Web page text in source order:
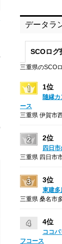
データラ
SCOログ
三重県のSCO
1位
隨縁
ース
三重県 伊賀市
2位
四日
三重県 四日市
3位
東建多
三重県 桑名市
4位
ココ
フコース